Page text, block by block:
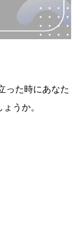
った時にあなた
うか。